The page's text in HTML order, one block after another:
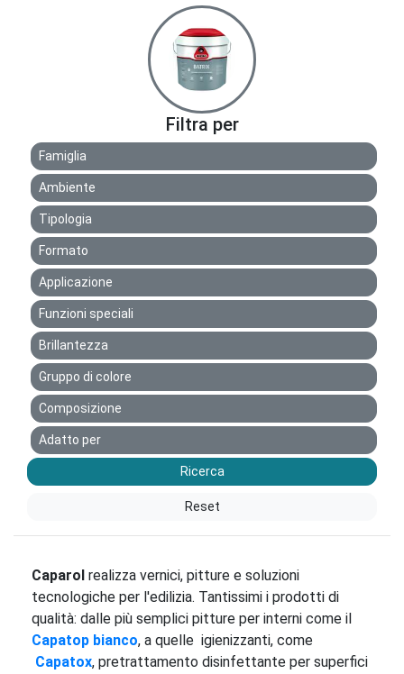
Filtra per
Famiglia
Ambiente
Tipologia
Formato
Applicazione
Funzioni speciali
Brillantezza
Gruppo di colore
Composizione
Adatto per
Ricerca
Reset
Caparol realizza vernici, pitture e soluzioni
tecnologiche per l'edilizia. Tantissimi i prodotti di
qualità: dalle più semplici pitture per interni come il
Capatop bianco, a quelle igienizzanti, come
Capatox, pretrattamento disinfettante per superfici